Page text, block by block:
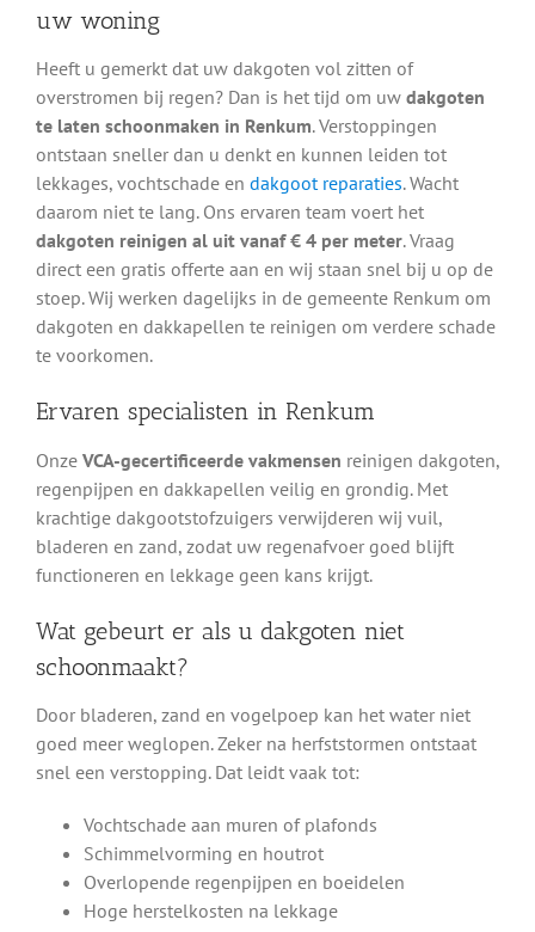
uw woning
Heeft u gemerkt dat uw dakgoten vol zitten of
overstromen bij regen? Dan is het tijd om uw dakgoten
te laten schoonmaken in Renkum. Verstoppingen
ontstaan sneller dan u denkt en kunnen leiden tot
lekkages, vochtschade en dakgoot reparaties. Wacht
daarom niet te lang. Ons ervaren team voert het
dakgoten reinigen al uit vanaf € 4 per meter. Vraag
direct een gratis offerte aan en wij staan snel bij u op de
stoep. Wij werken dagelijks in de gemeente Renkum om
dakgoten en dakkapellen te reinigen om verdere schade
te voorkomen.
Ervaren specialisten in Renkum
Onze VCA-gecertificeerde vakmensen reinigen dakgoten,
regenpijpen en dakkapellen veilig en grondig. Met
krachtige dakgootstofzuigers verwijderen wij vuil,
bladeren en zand, zodat uw regenafvoer goed blijft
functioneren en lekkage geen kans krijgt.
Wat gebeurt er als u dakgoten niet
schoonmaakt?
Door bladeren, zand en vogelpoep kan het water niet
goed meer weglopen. Zeker na herfststormen ontstaat
snel een verstopping. Dat leidt vaak tot:
Vochtschade aan muren of plafonds
Schimmelvorming en houtrot
Overlopende regenpijpen en boeidelen
Hoge herstelkosten na lekkage